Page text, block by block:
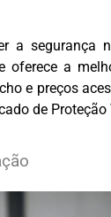
a segurança
oferece a
e preços
de Proteção